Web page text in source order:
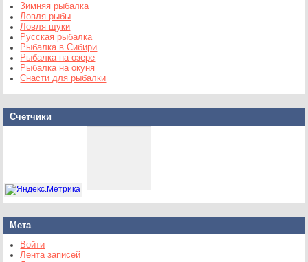
Зимняя рыбалка
Ловля рыбы
Ловля щуки
Русская рыбалка
Рыбалка в Сибири
Рыбалка на озере
Рыбалка на окуня
Снасти для рыбалки
Счетчики
Мета
Войти
Лента записей